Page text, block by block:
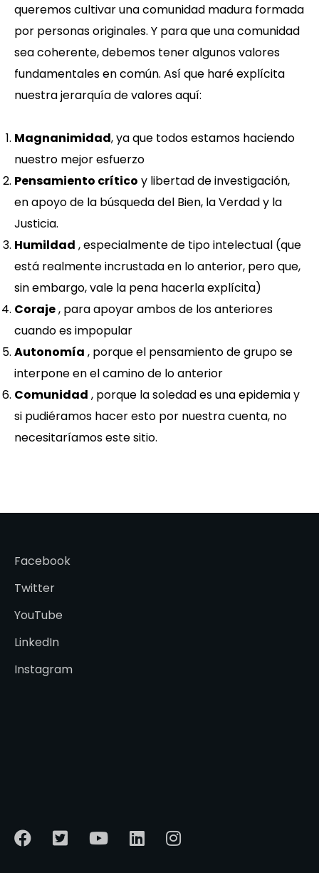
queremos cultivar una comunidad madura formada
por personas originales. Y para que una comunidad
sea coherente, debemos tener algunos valores
fundamentales en común. Así que haré explícita
nuestra jerarquía de valores aquí:
Magnanimidad, ya que todos estamos haciendo
nuestro mejor esfuerzo
Pensamiento crítico y libertad de investigación,
en apoyo de la búsqueda del Bien, la Verdad y la
Justicia.
Humildad , especialmente de tipo intelectual (que
está realmente incrustada en lo anterior, pero que,
sin embargo, vale la pena hacerla explícita)
Coraje, para apoyar ambos de los anteriores
cuando es impopular
Autonomía , porque el pensamiento de grupo se
interpone en el camino de lo anterior
Comunidad , porque la soledad es una epidemia y
si pudiéramos hacer esto por nuestra cuenta, no
necesitaríamos este sitio.
Facebook
Twitter
YouTube
LinkedIn
Instagram